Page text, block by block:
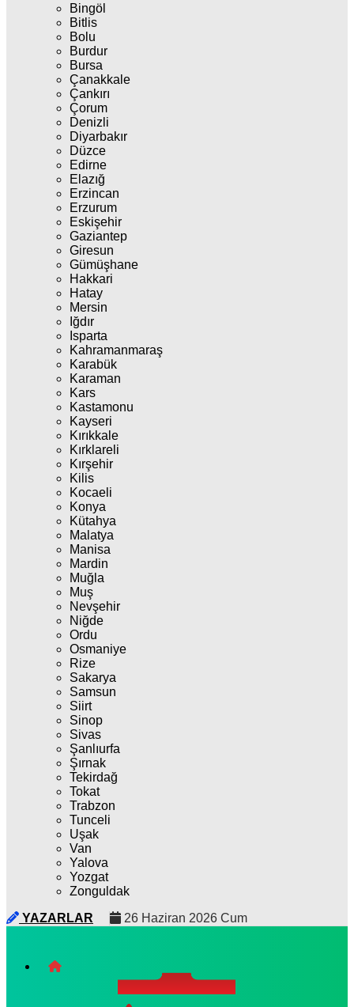
Bingöl
Bitlis
Bolu
Burdur
Bursa
Çanakkale
Çankırı
Çorum
Denizli
Diyarbakır
Düzce
Edirne
Elazığ
Erzincan
Erzurum
Eskişehir
Gaziantep
Giresun
Gümüşhane
Hakkari
Hatay
Mersin
Iğdır
Isparta
Kahramanmaraş
Karabük
Karaman
Kars
Kastamonu
Kayseri
Kırıkkale
Kırklareli
Kırşehir
Kilis
Kocaeli
Konya
Kütahya
Malatya
Manisa
Mardin
Muğla
Muş
Nevşehir
Niğde
Ordu
Osmaniye
Rize
Sakarya
Samsun
Siirt
Sinop
Sivas
Şanlıurfa
Şırnak
Tekirdağ
Tokat
Trabzon
Tunceli
Uşak
Van
Yalova
Yozgat
Zonguldak
YAZARLAR
26 Haziran 2026 Cum